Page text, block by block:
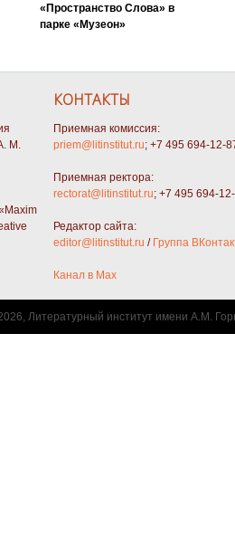
«Пространство Слова» в
парке «Музеон»
М.
КОНТАКТЫ
Приемная комиссия:
priem@litinstitut.ru; +7 495 694-12-
Приемная ректора:
rectorat@litinstitut.ru; +7 495 694-
Редактор сайта:
editor@litinstitut.ru / Группа
Канал в Max
Литературный институт имени А.М.